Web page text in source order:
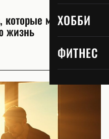
ХОББИ
ФИТНЕС
могут
жизнь